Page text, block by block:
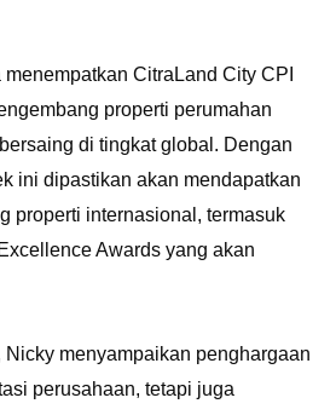
CitraLand City CPI
properti perumahan
di tingkat global. Dengan
ini dipastikan akan mendapatkan
properti internasional, termasuk
Awards yang akan
Nicky menyampaikan penghargaan
perusahaan, tetapi juga